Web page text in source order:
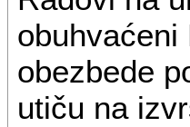
obezbede
utiču na